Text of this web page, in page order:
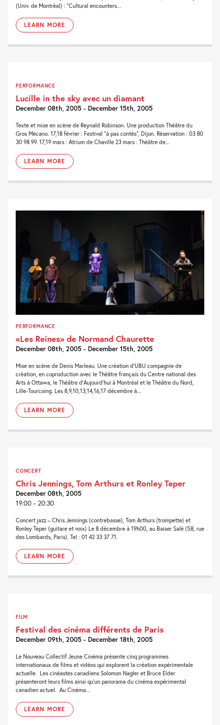
(Univ. de Montréal) : “Cultural encounters...
LEARN MORE
PERFORMANCE
Lucille in the sky avec un diamant
December 08th, 2005 - December 15th, 2005
Texte et mise en scène de Reynald Robinson. Une production Théâtre du
Gros Mécano. 17,18 février : Festival “à pas contés”, Dijon. Réservation : 03 80
30 98 99. 17,19 mars : Atrium de Chaville 23 mars : Théâtre de...
LEARN MORE
PERFORMANCE
«Les Reines» de Normand Chaurette
December 08th, 2005 - December 15th, 2005
Mise en scène de Denis Marleau. Une création d’UBU compagnie de
création, en coproduction avec le Théâtre français du Centre national des
Arts à Ottawa, le Théâtre d’Aujourd’hui à Montréal et le Théâtre du Nord,
Lille-Tourcoing. Les 8,9,10,13,14,16,17 décembre à...
LEARN MORE
CONCERT
Chris Jennings, Tom Arthurs et Ronley Teper
December 08th, 2005
19:00 - 20:30
Concert jazz – Chris Jennings (contrebasse), Tom Arthurs (trompette) et
Ronley Teper (guitare et voix) Le 8 décembre à 19h00, au Baiser Salé (58, rue
des Lombards, Paris). Tel : 01 42 33 37 71.
LEARN MORE
FILM
Festival des cinéma différents de Paris
December 09th, 2005 - December 18th, 2005
Le Nouveau Collectif Jeune Cinéma présente cinq programmes
internationaux de films et vidéos qui explorent la création expérimentale
actuelle. Les cinéastes canadiens Solomon Nagler et Bruce Elder
présenteront leurs films ainsi qu’un panorama du cinéma expérimental
canadien actuel. Au Cinéma...
LEARN MORE